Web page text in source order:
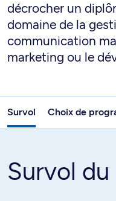
décrocher un
domaine de la
communication
marketing ou le
Survol Choix de
Survol